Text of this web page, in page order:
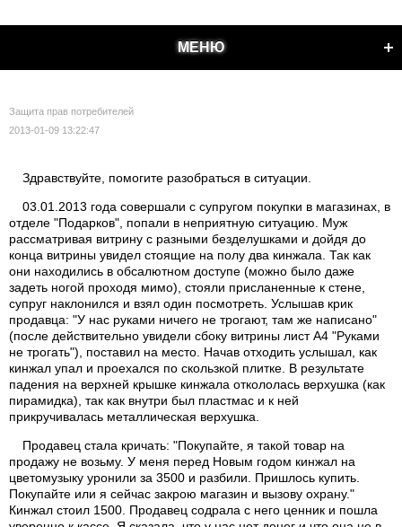
МЕНЮ
Защита прав потребителей
2013-01-09 13:22:47
Здравствуйте, помогите разобраться в ситуации.
03.01.2013 года совершали с супругом покупки в магазинах, в
отделе "Подарков", попали в неприятную ситуацию. Муж
рассматривая витрину с разными безделушками и дойдя до
конца витрины увидел стоящие на полу два кинжала. Так как
они находились в обсалютном доступе (можно было даже
задеть ногой проходя мимо), стояли присланенные к стене,
супруг наклонился и взял один посмотреть. Услышав крик
продавца: "У нас руками ничего не трогают, там же написано"
(после действительно увидели сбоку витрины лист А4 "Руками
не трогать"), поставил на место. Начав отходить услышал, как
кинжал упал и проехался по скользкой плитке. В результате
падения на верхней крышке кинжала откололась верхушка (как
пирамидка), так как внутри был пластмас и к ней
прикручивалась металлическая верхушка.
Продавец стала кричать: "Покупайте, я такой товар на
продажу не возьму. У меня перед Новым годом кинжал на
цветомузыку уронили за 3500 и разбили. Пришлось купить.
Покупайте или я сейчас закрою магазин и вызову охрану."
Кинжал стоил 1500. Продавец содрала с него ценник и пошла